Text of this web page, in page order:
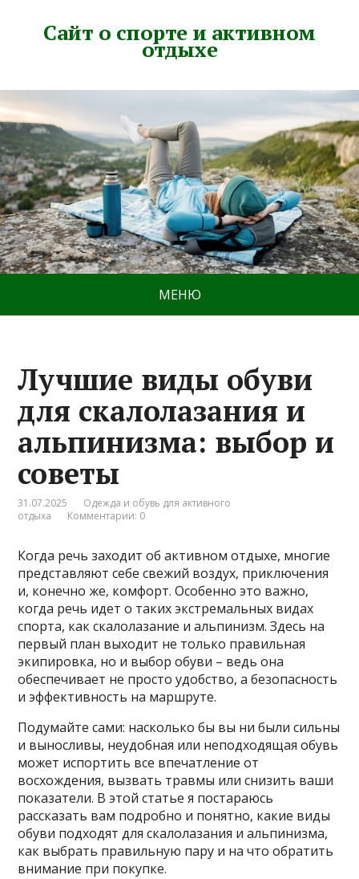
Сайт о спорте и активном
отдыхе
МЕНЮ
Лучшие виды обуви
для скалолазания и
альпинизма: выбор и
советы
31.07.2025
Одежда и обувь для активного
отдыха
Комментарии: 0
Когда речь заходит об активном отдыхе, многие
представляют себе свежий воздух, приключения
и, конечно же, комфорт. Особенно это важно,
когда речь идет о таких экстремальных видах
спорта, как скалолазание и альпинизм. Здесь на
первый план выходит не только правильная
экипировка, но и выбор обуви – ведь она
обеспечивает не просто удобство, а безопасность
и эффективность на маршруте.
Подумайте сами: насколько бы вы ни были сильны
и выносливы, неудобная или неподходящая обувь
может испортить все впечатление от
восхождения, вызвать травмы или снизить ваши
показатели. В этой статье я постараюсь
рассказать вам подробно и понятно, какие виды
обуви подходят для скалолазания и альпинизма,
как выбрать правильную пару и на что обратить
внимание при покупке.